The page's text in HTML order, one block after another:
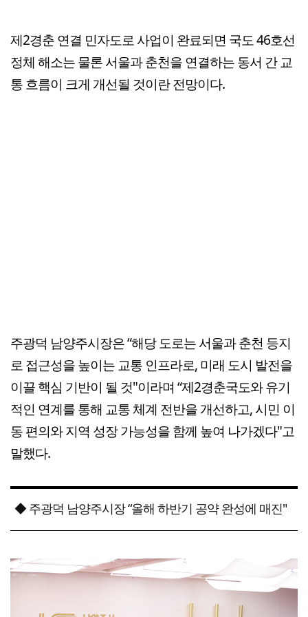
제2경춘 연결 민자도로 사업이 완료되면 국도 46호선
정체 해소는 물론 서울과 춘천을 연결하는 동서 간 교
통 흐름이 크게 개선될 것이란 전망이다.
주광덕 남양주시장은 “해당 도로는 서울과 춘천 등지
로 접근성을 높이는 교통 인프라로, 미래 도시 발전을
이끌 핵심 기반이 될 것"이라며 “제2경춘국도와 유기
적인 연계를 통해 교통 체계 전반을 개선하고, 시민 이
동 편의와 지역 성장 가능성을 함께 높여 나가겠다"고
말했다.
◆ 주광덕 남양주시장 “올해 하반기 공약 완성에 매진"